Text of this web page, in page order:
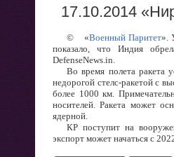
17.10.2014
© «Военный Паритет».
показало, что Индия
DefenseNews.in.
Во время полета ракета
недорогой стелс-ракетой с
более 1000 км.
носителей. Ракета может
ядерной.
КР поступит на
экспорт может начаться с